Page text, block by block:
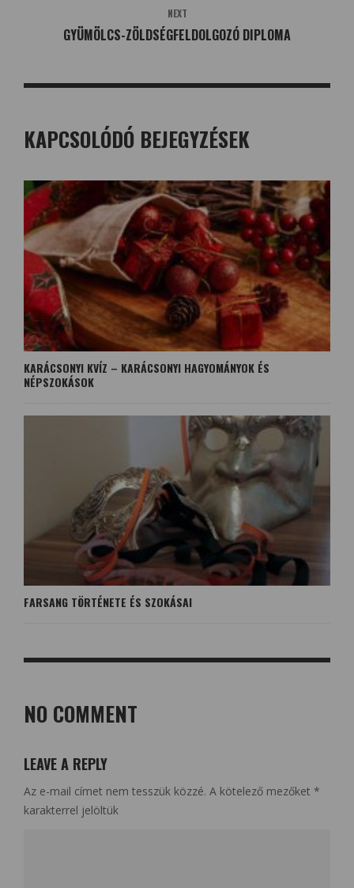
NEXT
GYÜMÖLCS-ZÖLDSÉGFELDOLGOZÓ DIPLOMA
KAPCSOLÓDÓ BEJEGYZÉSEK
KARÁCSONYI KVÍZ – KARÁCSONYI HAGYOMÁNYOK ÉS
NÉPSZOKÁSOK
FARSANG TÖRTÉNETE ÉS SZOKÁSAI
NO COMMENT
LEAVE A REPLY
Az e-mail címet nem tesszük közzé. A kötelező mezőket *
karakterrel jelöltük